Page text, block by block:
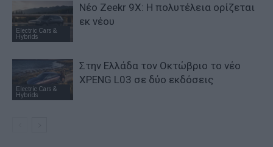
Electric Cars &
Hybrids
Νέο Zeekr 9X: Η πολυτέλεια ορίζεται
εκ νέου
Electric Cars &
Hybrids
Στην Ελλάδα τον Οκτώβριο το νέο
XPENG L03 σε δύο εκδόσεις